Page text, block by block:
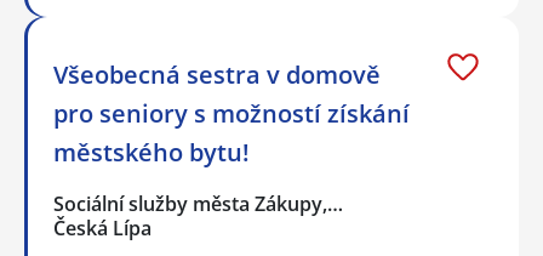
Všeobecná sestra v domově
pro seniory s možností získání
městského bytu!
Sociální služby města Zákupy,…
Česká Lípa